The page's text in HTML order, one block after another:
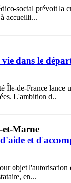
social prévoit la
accueilli...
dans le
Île-de-France lance
L'ambition d...
et-Marne
et
objet
en...